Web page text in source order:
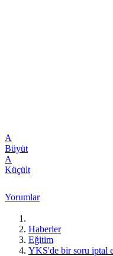
A
Büyüt
A
Küçült
Yorumlar
Haberler
Eğitim
YKS'de bir soru iptal